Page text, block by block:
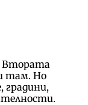
Втората
там. Но
градини,